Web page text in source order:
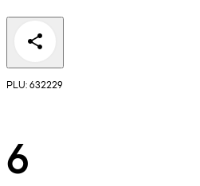
PLU: 632229
6